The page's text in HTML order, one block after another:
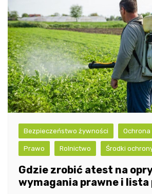
Bezpieczeństwo żywności Ochrona
Prawo Rolnictwo Środki
Gdzie zrobić atest na
wymagania prawne i